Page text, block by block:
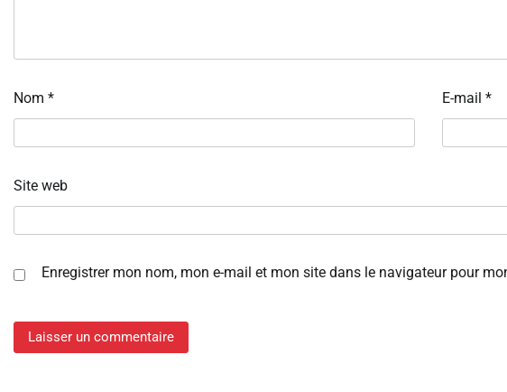
Nom * E-mail *
Site web
Enregistrer mon nom, mon e-mail et mon site dans le navigateur pour